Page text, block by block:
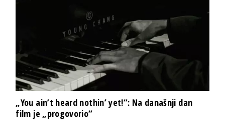
„You ain’t heard nothin’ yet!“: Na današnji dan
film je „progovorio“